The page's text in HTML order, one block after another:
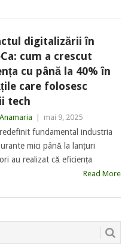
digitalizării în
cum a crescut
cu până la 40% în
care folosesc
tech
mai 9, 2025
fundamental industria
mici până la lanțuri
au realizat că eficiența
Read More